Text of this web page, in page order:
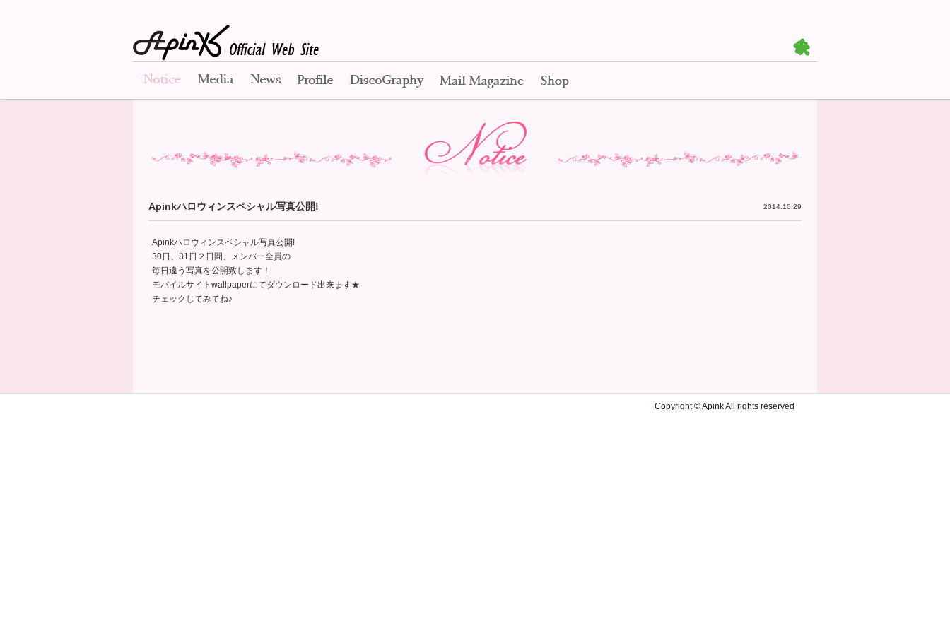
Notice Media News Profile Disco Graphy Mail Magazine
Apinkハロウィンスペシャル写真公開! 2014.10.29
Apinkハロウィンスペシャル写真公開!
30日、31日２日間、メンバー全員の
毎日違う写真を公開致します！
モバイルサイトwallpaperにてダウンロード出来ます★
チェックしてみてね♪
Copyright © Apink All rights reserved